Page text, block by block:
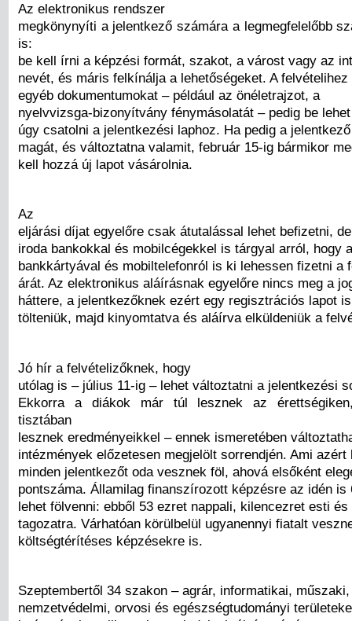
Az elektronikus rendszer
megkönynyíti a jelentkező számára a legmegfelelőbb
is:
be kell írni a képzési formát, szakot, a várost vagy az
nevét, és máris felkínálja a lehetőségeket. A
egyéb dokumentumokat – például az önéletrajzot, a
nyelvvizsga-bizonyítvány fénymásolatát – pedig be
úgy csatolni a jelentkezési laphoz. Ha pedig a
magát, és változtatna valamit, február 15-ig bármikor
kell hozzá új lapot vásárolnia.
Az
eljárási díjat egyelőre csak átutalással lehet befizetni,
iroda bankokkal és mobilcégekkel is tárgyal arról, hogy
bankkártyával és mobiltelefonról is ki lehessen fizetni a
árát. Az elektronikus aláírásnak egyelőre nincs meg a
háttere, a jelentkezőknek ezért egy regisztrációs lapot
tölteniük, majd kinyomtatva és aláírva elküldeniük a
Jó hír a felvételizőknek, hogy
utólag is – július 11-ig – lehet változtatni a jelentkezési
Ekkorra a diákok már túl lesznek az
tisztában
lesznek eredményeikkel – ennek ismeretében
intézmények előzetesen megjelölt sorrendjén. Ami azért
minden jelentkezőt oda vesznek föl, ahová elsőként
pontszáma. Államilag finanszírozott képzésre az idén is
lehet fölvenni: ebből 53 ezret nappali, kilencezret esti és
tagozatra. Várhatóan körülbelül ugyanennyi fiatalt
költségtérítéses képzésekre is.
Szeptembertől 34 szakon – agrár, informatikai, műszaki,
nemzetvédelmi, orvosi és egészségtudományi